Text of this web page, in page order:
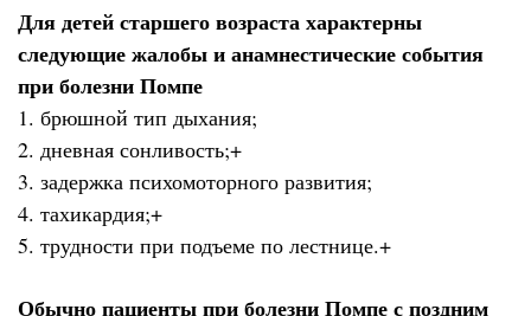
Для детей старшего возраста характерны
следующие жалобы и анамнестические события
при болезни Помпе
1. брюшной тип дыхания;
2. дневная сонливость;+
3. задержка психомоторного развития;
4. тахикардия;+
5. трудности при подъеме по лестнице.+
Обычно пациенты при болезни Помпе с поздним